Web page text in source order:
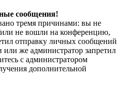
сообщения!
тремя причинами: вы не
не вошли на конференцию,
отправку личных сообщений
или же администратор запретил
с администратором
дополнительной